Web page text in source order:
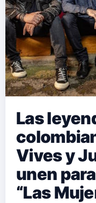
algún tiempo.
géneros como
R&amp;B, pop
demostrado su
Las
Vives y
unen
“Las